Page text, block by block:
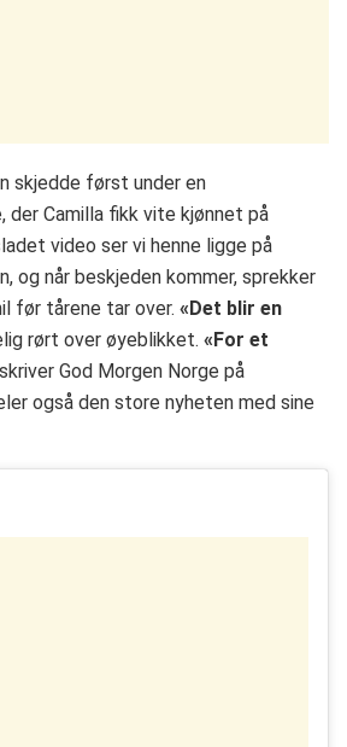
skjedde først under en
der Camilla fikk vite kjønnet på
video ser vi henne ligge på
og når beskjeden kommer, sprekker
før tårene tar over. «Det blir en
rørt over øyeblikket. «For et
God Morgen Norge på
også den store nyheten med sine